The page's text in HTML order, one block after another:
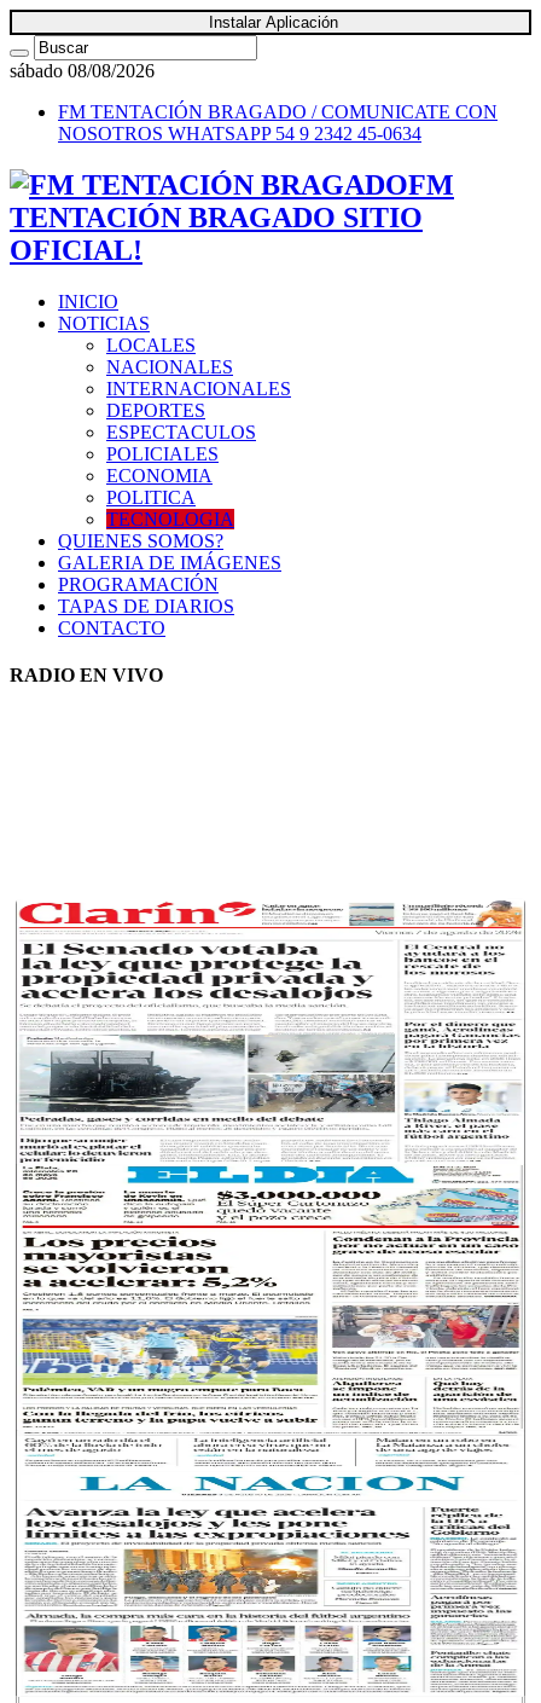
Instalar Aplicación
sábado 08/08/2026
FM TENTACIÓN BRAGADO / COMUNICATE CON
NOSOTROS WHATSAPP 54 9 2342 45-0634
FM
TENTACIÓN BRAGADO SITIO
OFICIAL!
INICIO
NOTICIAS
LOCALES
NACIONALES
INTERNACIONALES
DEPORTES
ESPECTACULOS
POLICIALES
ECONOMIA
POLITICA
TECNOLOGIA
QUIENES SOMOS?
GALERIA DE IMÁGENES
PROGRAMACIÓN
TAPAS DE DIARIOS
CONTACTO
RADIO EN VIVO